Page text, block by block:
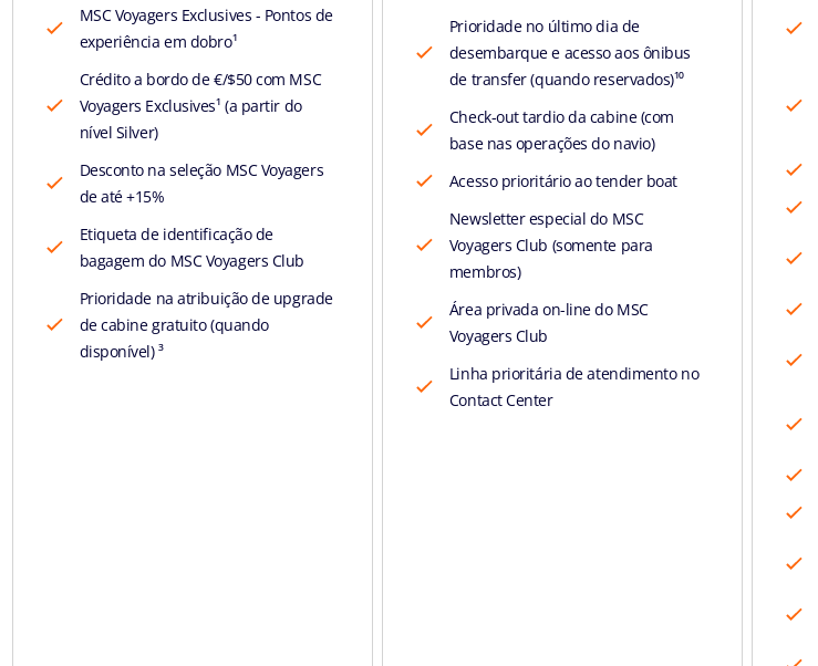
MSC Voyagers Exclusives - Pontos de
experiência em dobro¹
Crédito a bordo de €/$50 com MSC
Voyagers Exclusives¹ (a partir do
nível Silver)
Desconto na seleção MSC Voyagers
de até +15%
Etiqueta de identificação de
bagagem do MSC Voyagers Club
Prioridade na atribuição de upgrade
de cabine gratuito (quando
disponível) ³
Prioridade no último dia de
desembarque e acesso aos ônibus
de transfer (quando reservados)¹⁰
Check-out tardio da cabine (com
base nas operações do navio)
Acesso prioritário ao tender boat
Newsletter especial do MSC
Voyagers Club (somente para
membros)
Área privada on-line do MSC
Voyagers Club
Linha prioritária de atendimento no
Contact Center